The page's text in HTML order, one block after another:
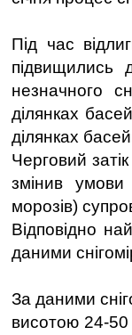
Під час
незначного
ділянках
ділянках
Черговий
змінив
морозів)
Відповідно
даними
За даними
висотою 24-